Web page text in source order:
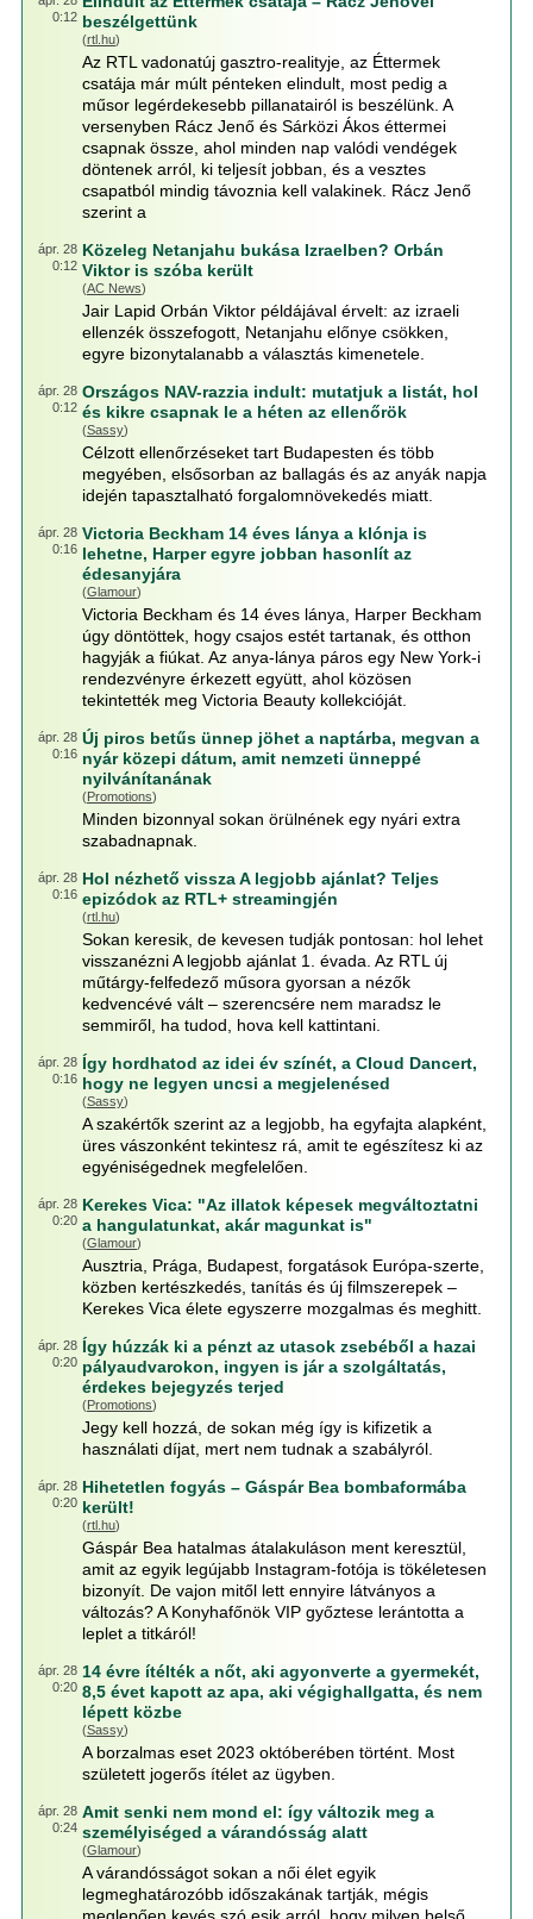
0:12 beszélgettünk
(rtl.hu)
Az RTL vadonatúj gasztro-realityje, az Éttermek
csatája már múlt pénteken elindult, most pedig a
műsor legérdekesebb pillanatairól is beszélünk. A
versenyben Rácz Jenő és Sárközi Ákos éttermei
csapnak össze, ahol minden nap valódi vendégek
döntenek arról, ki teljesít jobban, és a vesztes
csapatból mindig távoznia kell valakinek. Rácz Jenő
szerint a
ápr. 28
0:12
Közeleg Netanjahu bukása Izraelben? Orbán
Viktor is szóba került
(AC News)
Jair Lapid Orbán Viktor példájával érvelt: az izraeli
ellenzék összefogott, Netanjahu előnye csökken,
egyre bizonytalanabb a választás kimenetele.
ápr. 28
0:12
Országos NAV-razzia indult: mutatjuk a listát, hol
és kikre csapnak le a héten az ellenőrök
(Sassy)
Célzott ellenőrzéseket tart Budapesten és több
megyében, elsősorban az ballagás és az anyák napja
idején tapasztalható forgalomnövekedés miatt.
ápr. 28
0:16
Victoria Beckham 14 éves lánya a klónja is
lehetne, Harper egyre jobban hasonlít az
édesanyjára
(Glamour)
Victoria Beckham és 14 éves lánya, Harper Beckham
úgy döntöttek, hogy csajos estét tartanak, és otthon
hagyják a fiúkat. Az anya-lánya páros egy New York-i
rendezvényre érkezett együtt, ahol közösen
tekintették meg Victoria Beauty kollekcióját.
ápr. 28
0:16
Új piros betűs ünnep jöhet a naptárba, megvan a
nyár közepi dátum, amit nemzeti ünneppé
nyilvánítanának
(Promotions)
Minden bizonnyal sokan örülnének egy nyári extra
szabadnapnak.
ápr. 28
0:16
Hol nézhető vissza A legjobb ajánlat? Teljes
epizódok az RTL+ streamingjén
(rtl.hu)
Sokan keresik, de kevesen tudják pontosan: hol lehet
visszanézni A legjobb ajánlat 1. évada. Az RTL új
műtárgy-felfedező műsora gyorsan a nézők
kedvencévé vált – szerencsére nem maradsz le
semmiről, ha tudod, hova kell kattintani.
ápr. 28
0:16
Így hordhatod az idei év színét, a Cloud Dancert,
hogy ne legyen uncsi a megjelenésed
(Sassy)
A szakértők szerint az a legjobb, ha egyfajta alapként,
üres vászonként tekintesz rá, amit te egészítesz ki az
egyéniségednek megfelelően.
ápr. 28
0:20
Kerekes Vica: "Az illatok képesek megváltoztatni
a hangulatunkat, akár magunkat is"
(Glamour)
Ausztria, Prága, Budapest, forgatások Európa-szerte,
közben kertészkedés, tanítás és új filmszerepek –
Kerekes Vica élete egyszerre mozgalmas és meghitt.
ápr. 28
0:20
Így húzzák ki a pénzt az utasok zsebéből a hazai
pályaudvarokon, ingyen is jár a szolgáltatás,
érdekes bejegyzés terjed
(Promotions)
Jegy kell hozzá, de sokan még így is kifizetik a
használati díjat, mert nem tudnak a szabályról.
ápr. 28
0:20
Hihetetlen fogyás – Gáspár Bea bombaformába
került!
(rtl.hu)
Gáspár Bea hatalmas átalakuláson ment keresztül,
amit az egyik legújabb Instagram-fotója is tökéletesen
bizonyít. De vajon mitől lett ennyire látványos a
változás? A Konyhafőnök VIP győztese lerántotta a
leplet a titkáról!
ápr. 28
0:20
14 évre ítélték a nőt, aki agyonverte a gyermekét,
8,5 évet kapott az apa, aki végighallgatta, és nem
lépett közbe
(Sassy)
A borzalmas eset 2023 októberében történt. Most
született jogerős ítélet az ügyben.
ápr. 28
0:24
Amit senki nem mond el: így változik meg a
személyiséged a várandósság alatt
(Glamour)
A várandósságot sokan a női élet egyik
legmeghatározóbb időszakának tartják, mégis